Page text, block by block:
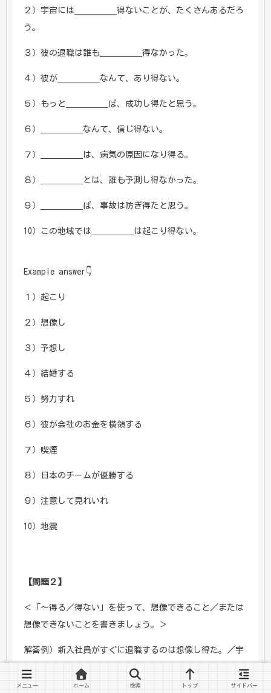
２）宇宙には＿＿＿＿＿得ないことが、たくさんあるだろ
う。
３）彼の退職は誰も＿＿＿＿＿得なかった。
４）彼が＿＿＿＿＿なんて、あり得ない。
５）もっと＿＿＿＿＿ば、成功し得たと思う。
６）＿＿＿＿＿なんて、信じ得ない。
７）＿＿＿＿＿は、病気の原因になり得る。
８）＿＿＿＿＿とは、誰も予測し得なかった。
９）＿＿＿＿＿ば、事故は防ぎ得たと思う。
10）この地域では＿＿＿＿＿は起こり得ない。
Example answer👇
１）起こり
２）想像し
３）予想し
４）結婚する
５）努力すれ
６）彼が会社のお金を横領する
７）喫煙
８）日本のチームが優勝する
９）注意して見れいれ
10）地震
【問題２】
＜「～得る／得ない」を使って、想像できること／または
想像できないことを書きましょう。＞
解答例）新入社員がすぐに退職するのは想像し得た。／宇
宙の広さは想像し得ない。
メニュー ホーム 検索 トップ サイドバー